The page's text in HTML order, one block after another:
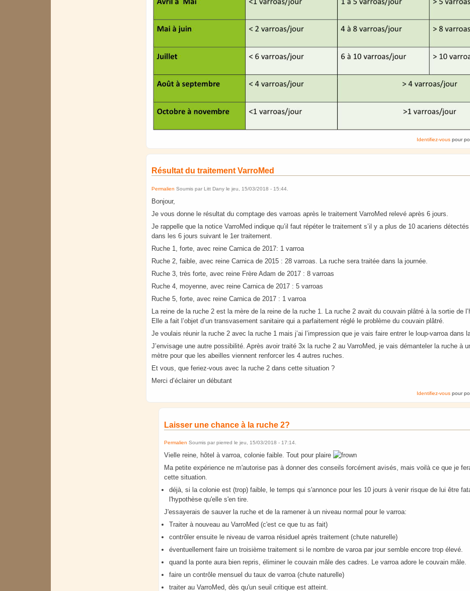
Identifiez-vouspour
Résultat du traitement VarroMed
Permalien Soumis parLitt Dany lejeu, 15/03/2018 - 15:44
Bonjour,
Je vous donne le résultat du comptage des varroas après le traitement VarroMed relevé après 6 jours.
Je rappelle que la notice VarroMed indique qu’il faut répéter le traitement s’il y a plus de 10 acariens
dans les 6 jours suivant le 1er traitement.
Ruche 1, forte, avec reine Carnica de 2017: 1 varroa
Ruche 2, faible, avec reine Carnica de 2015 : 28 varroas. La ruche sera traitée dans la journée.
Ruche 3, très forte, avec reine Frère Adam de 2017 : 8 varroas
Ruche 4, moyenne, avec reine Carnica de 2017 : 5 varroas
Ruche 5, forte, avec reine Carnica de 2017 : 1 varroa
La reine de la ruche 2 est la mère de la reine de la ruche 1. La ruche 2 avait du couvain plâtré à la sortie de
Elle a fait l’objet d’un transvasement sanitaire qui a parfaitement réglé le problème du couvain plâtré.
Je voulais réunir la ruche 2 avec la ruche 1 mais j’ai l’impression que je vais faire entrer le loup-varroa dans
J’envisage une autre possibilité. Après avoir traité 3x la ruche 2 au VarroMed, je vais démanteler la ruche à
mètre pour que les abeilles viennent renforcer les 4 autres ruches.
Et vous, que feriez-vous avec la ruche 2 dans cette situation ?
Merci d’éclairer un débutant
Identifiez-vouspour
Laisser une chance à la ruche 2?
Permalien Soumis parpierred lejeu, 15/03/2018 - 17:14.
Vielle reine, hôtel à varroa, colonie faible. Tout pour plaire
Ma petite expérience ne m'autorise pas à donner des conseils forcément avisés, mais voilà ce que je
cette situation.
déjà, si la colonie est (trop) faible, le temps qui s'annonce pour les 10 jours à venir risque de lui être
l'hypothèse qu'elle s'en tire.
J'essayerais de sauver la ruche et de la ramener à un niveau normal pour le varroa:
Traiter à nouveau au VarroMed (c'est ce que tu as fait)
contrôler ensuite le niveau de varroa résiduel après traitement (chute naturelle)
éventuellement faire un troisième traitement si le nombre de varoa par jour semble encore trop élevé.
quand la ponte aura bien repris, éliminer le couvain mâle des cadres. Le varroa adore le couvain mâle.
faire un contrôle mensuel du taux de varroa (chute naturelle)
traiter au VarroMed, dès qu'un seuil critique est atteint.